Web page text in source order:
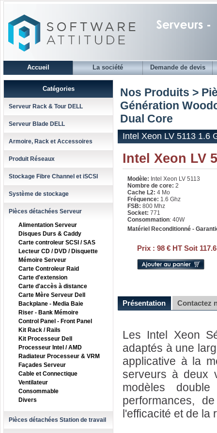
Accueil La société Demande de devis
Catégories
Serveur Rack & Tour DELL
Serveur Blade DELL
Armoire, Rack et Accessoires
Produit Réseaux
Stockage Fibre Channel et iSCSI
Système de stockage
Pièces détachées Serveur
Alimentation Serveur
Disques Durs & Caddy
Carte controleur SCSI / SAS
Lecteur CD / DVD / Disquette
Mémoire Serveur
Carte Controleur Raid
Carte d'extension
Carte d'accès à distance
Carte Mère Serveur Dell
Backplane - Media Baie
Riser - Bank Mémoire
Control Panel - Front Panel
Kit Rack / Rails
Kit Processeur Dell
Processeur Intel / AMD
Radiateur Processeur & VRM
Façades Serveur
Cable et Connectique
Ventilateur
Consommable
Divers
Pièces détachées Station de travail
Nos Produits >
Génération
Dual Core
Intel Xeon LV 5113 1.6
Intel Xeon LV
Modèle: Intel Xeon LV 5113
Nombre de core: 2
Cache L2: 4 Mo
Fréquence: 1.6 Ghz
FSB: 800 Mhz
Socket: 771
Consommation: 40W
Matériel Reconditionné -
Prix : 98 € HT Soit
Présentation Contactez
Les Intel Xeon
adaptés à une
applicative à la
serveurs à deux
modèles
performances,
l'efficacité et de la